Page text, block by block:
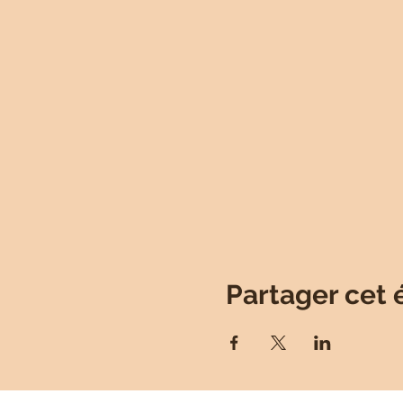
Partager cet